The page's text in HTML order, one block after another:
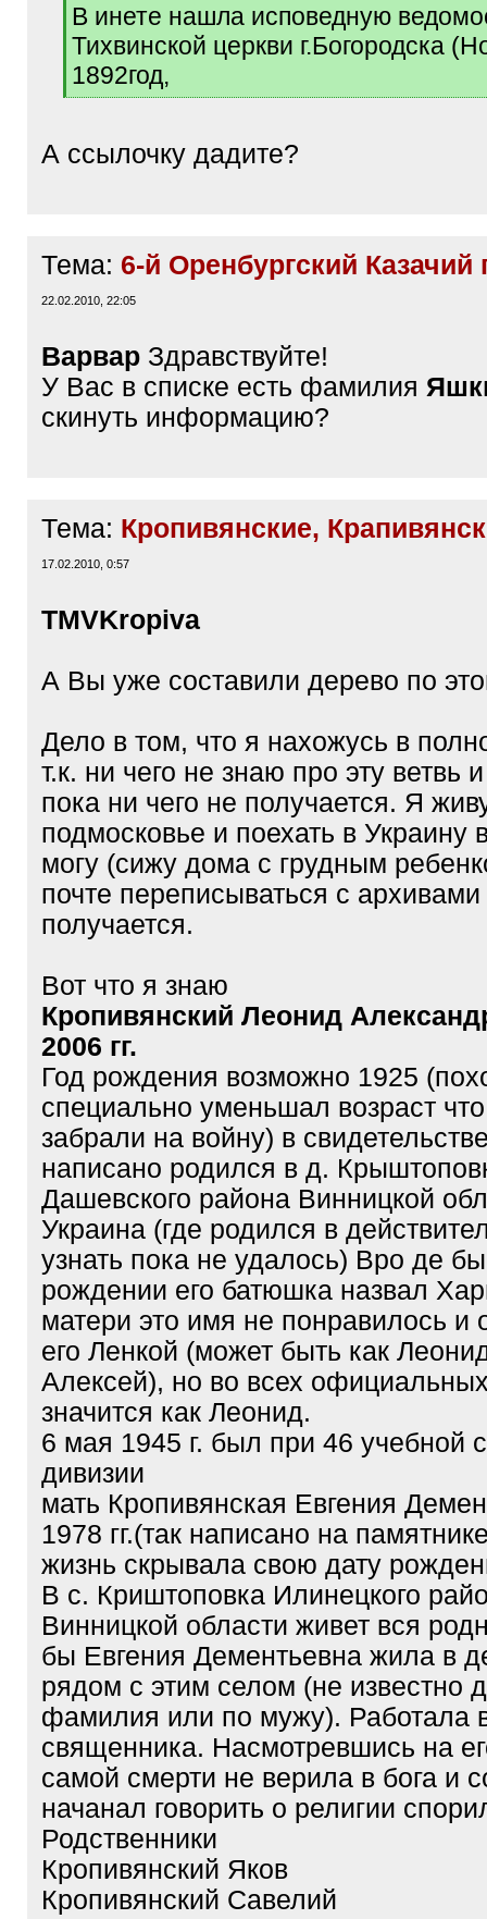
[
q
В инете нашла исповедную
Тихвинской церкви г.Богородска
1892год,
[
]
А ссылочку дадите?
Тема: 6-й Оренбургский Казачий
22.02.2010, 22:05
Варвар Здравствуйте!
У Вас в списке есть фамилия
скинуть информацию?
Тема: Кропивянские,
17.02.2010, 0:57
TMVKropiva
А Вы уже составили дерево по
Дело в том, что я нахожусь в
т.к. ни чего не знаю про эту ветвь
пока ни чего не получается. Я
подмосковье и поехать в Украину
могу (сижу дома с грудным
почте переписываться с
получается.
Вот что я знаю
Кропивянский Леонид
2006 гг.
Год рождения возможно 1925
специально уменьшал возраст
забрали на войну) в
написано родился в д.
Дашевского района Винницкой
Украина (где родился в
узнать пока не удалось) Вро де
рождении его батюшка назвал
матери это имя не понравилось и
его Ленкой (может быть как
Алексей), но во всех
значится как Леонид.
6 мая 1945 г. был при 46 учебной
дивизии
мать Кропивянская Евгения
1978 гг.(так написано на
жизнь скрывала свою дату
В с. Криштоповка Илинецкого
Винницкой области живет вся
бы Евгения Дементьевна жила в
рядом с этим селом (не известно
фамилия или по мужу). Работала
священника. Насмотревшись на
самой смерти не верила в бога и
начанал говорить о религии
Родственники
Кропивянский Яков
Кропивянский Савелий